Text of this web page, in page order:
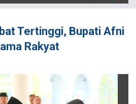
Tertinggi, Bupati Afni
Rakyat